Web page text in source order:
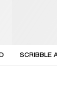
SCRIBBLE